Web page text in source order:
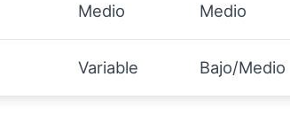
Medio Medio
Variable Bajo/Medio